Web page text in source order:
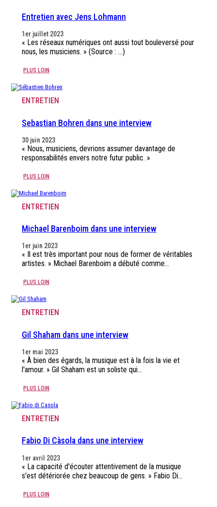
Entretien avec Jens Lohmann
1er juillet 2023
« Les réseaux numériques ont aussi tout bouleversé pour
nous, les musiciens. » (Source : ...)
PLUS LOIN
ENTRETIEN
Sebastian Bohren dans une interview
30 juin 2023
« Nous, musiciens, devrions assumer davantage de
responsabilités envers notre futur public. »
PLUS LOIN
ENTRETIEN
Michael Barenboim dans une interview
1er juin 2023
« Il est très important pour nous de former de véritables
artistes. » Michael Barenboim a débuté comme…
PLUS LOIN
ENTRETIEN
Gil Shaham dans une interview
1er mai 2023
« À bien des égards, la musique est à la fois la vie et
l'amour. » Gil Shaham est un soliste qui…
PLUS LOIN
ENTRETIEN
Fabio Di Càsola dans une interview
1er avril 2023
« La capacité d'écouter attentivement de la musique
s'est détériorée chez beaucoup de gens. » Fabio Di…
PLUS LOIN